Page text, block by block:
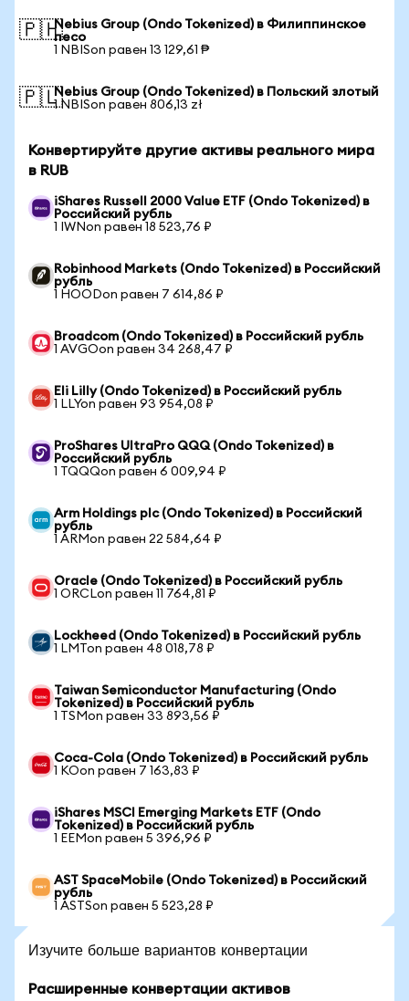
🇵🇭Nebius Group (Ondo Tokenized) в Филиппинское
песо
1 NBISon равен 13 129,61 ₱
🇵🇱Nebius Group (Ondo Tokenized) в Польский злотый
1 NBISon равен 806,13 zł
Конвертируйте другие активы реального мира
в RUB
iShares Russell 2000 Value ETF (Ondo Tokenized) в
Российский рубль
1 IWNon равен 18 523,76 ₽
Robinhood Markets (Ondo Tokenized) в Российский
рубль
1 HOODon равен 7 614,86 ₽
Broadcom (Ondo Tokenized) в Российский рубль
1 AVGOon равен 34 268,47 ₽
Eli Lilly (Ondo Tokenized) в Российский рубль
1 LLYon равен 93 954,08 ₽
ProShares UltraPro QQQ (Ondo Tokenized) в
Российский рубль
1 TQQQon равен 6 009,94 ₽
Arm Holdings plc (Ondo Tokenized) в Российский
рубль
1 ARMon равен 22 584,64 ₽
Oracle (Ondo Tokenized) в Российский рубль
1 ORCLon равен 11 764,81 ₽
Lockheed (Ondo Tokenized) в Российский рубль
1 LMTon равен 48 018,78 ₽
Taiwan Semiconductor Manufacturing (Ondo
Tokenized) в Российский рубль
1 TSMon равен 33 893,56 ₽
Coca-Cola (Ondo Tokenized) в Российский рубль
1 KOon равен 7 163,83 ₽
iShares MSCI Emerging Markets ETF (Ondo
Tokenized) в Российский рубль
1 EEMon равен 5 396,96 ₽
AST SpaceMobile (Ondo Tokenized) в Российский
рубль
1 ASTSon равен 5 523,28 ₽
Изучите больше вариантов конвертации
Расширенные конвертации активов